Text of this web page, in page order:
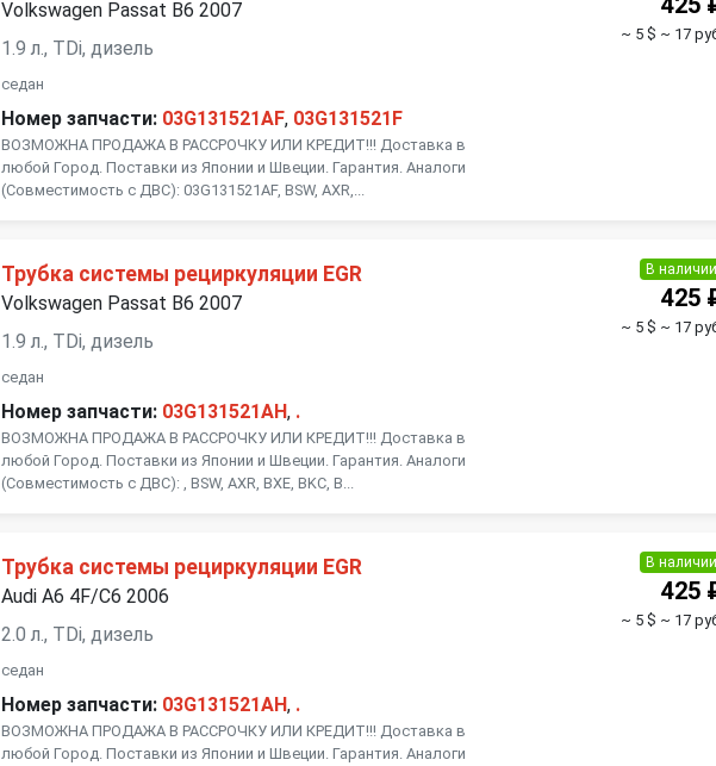
Volkswagen Passat B6 2007
1.9 л., TDi, дизель
седан
Номер запчасти: 03G131521AF, 03G131521F
ВОЗМОЖНА ПРОДАЖА В РАССРОЧКУ ИЛИ КРЕДИТ!!! Доставка в
любой Город. Поставки из Японии и Швеции. Гарантия. Аналоги
(Совместимость с ДВС): 03G131521AF, BSW, AXR,...
~ 5 $ ~ 17
Трубка системы рециркуляции EGR
Volkswagen Passat B6 2007
1.9 л., TDi, дизель
седан
Номер запчасти: 03G131521AH, .
ВОЗМОЖНА ПРОДАЖА В РАССРОЧКУ ИЛИ КРЕДИТ!!! Доставка в
любой Город. Поставки из Японии и Швеции. Гарантия. Аналоги
(Совместимость с ДВС): , BSW, AXR, BXE, BKC, B...
В наличии
425
~ 5 $ ~ 17
Трубка системы рециркуляции EGR
Audi A6 4F/C6 2006
2.0 л., TDi, дизель
седан
Номер запчасти: 03G131521AH, .
ВОЗМОЖНА ПРОДАЖА В РАССРОЧКУ ИЛИ КРЕДИТ!!! Доставка в
любой Город. Поставки из Японии и Швеции. Гарантия. Аналоги
В наличии
425
~ 5 $ ~ 17